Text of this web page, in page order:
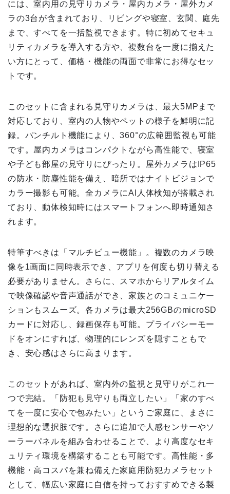
には、室内用の見守りカメラ・屋内カメラ・屋外カメ
ラの3台が含まれており、リビングや寝室、玄関、庭先
まで、すべてを一括監視できます。特に初めてセキュ
リティカメラを導入する方や、複数台を一度に揃えた
い方にとって、価格・機能の両面で非常にお得なセッ
トです。
このセットに含まれる見守りカメラは、最大5MPまで
対応しており、室内の人物やペットの様子を鮮明に記
録。パンチルト機能により、360°の広範囲監視も可能
です。屋内カメラはコンパクトながら高性能で、寝室
や子ども部屋の見守りにぴったり。屋外カメラはIP65
の防水・防塵性能を備え、暗所ではナイトビジョンで
カラー撮影も可能。全カメラにAI人体検知が搭載され
ており、動体検知時にはスマートフォンへ即時通知さ
れます。
特筆すべきは「マルチビュー機能」。複数のカメラ映
像を1画面に同時表示でき、アプリを何度も切り替える
必要がありません。さらに、スマホからリアルタイム
で映像確認や音声通話ができ、家族とのコミュニケー
ションもスムーズ。各カメラは最大256GBのmicroSD
カードに対応し、録画保存も可能。プライバシーモー
ドをオンにすれば、物理的にレンズを隠すこともで
き、安心感はさらに高まります。
このセットがあれば、室内外の監視と見守りがこれ一
つで完結。「防犯も見守りも両立したい」「家のすべ
てを一度に安心で包みたい」というご家庭に、まさに
理想的な選択肢です。さらに追加で人感センサーやソ
ーラーパネルを組み合わせることで、より高度なセキ
ュリティ環境を構築することも可能です。高性能・多
機能・高コスパを兼ね備えた家庭用防犯カメラセット
として、幅広い家庭に自信を持っておすすめできる製